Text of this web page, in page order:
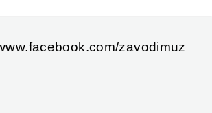
zavodimuz